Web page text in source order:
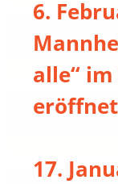
6.
alle“
eröffnet
17.